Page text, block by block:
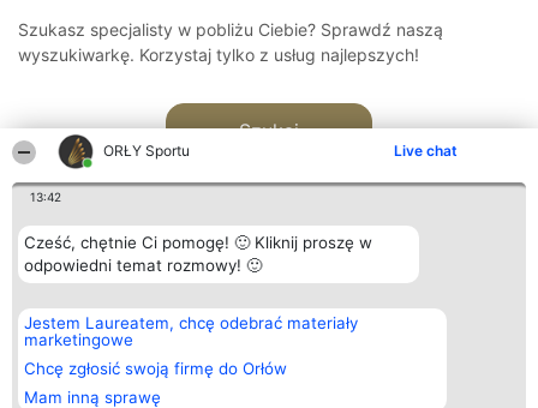
ORŁY Sportu Live chat
13:42
Cześć, chętnie Ci pomogę! 🙂 Kliknij proszę w
odpowiedni temat rozmowy! 🙂
Jestem Laureatem, chcę odebrać materiały
marketingowe
Chcę zgłosić swoją firmę do Orłów
Mam inną sprawę
Szukasz specjalisty w pobliżu Ciebie? Sprawdź naszą
wyszukiwarkę. Korzystaj tylko z usług najlepszych!
Szukaj
Organizator plebiscytu
Bright Side Solutions sp. z o.
o. sp. k.
ul. Ruska 22
Wrocław 50-079
KRS 0000749100 | Regon
Plebiscyt
Laureaci
wszystkich
Laureatów
Kontakt
Kontakt